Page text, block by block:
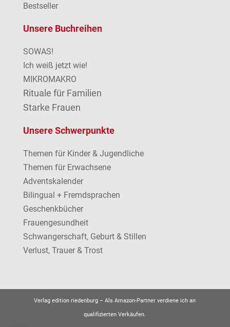
Bestseller
Unsere Buchreihen
SOWAS!
Ich weiß jetzt wie!
MIKROMAKRO
Rituale für Familien
Starke Frauen
Unsere Schwerpunkte
Themen für Kinder & Jugendliche
Themen für Erwachsene
Adventskalender
Bilingual + Fremdsprachen
Geschenkbücher
Frauengesundheit
Schwangerschaft, Geburt & Stillen
Verlust, Trauer & Trost
Verlag edition riedenburg –Als Amazon-Partner verdiene ich an
qualifizierten Verkäufen.